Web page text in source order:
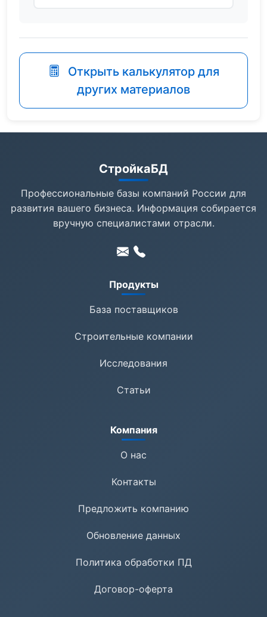
Открыть калькулятор для
других материалов
СтройкаБД
Профессиональные базы компаний России для
развития вашего бизнеса. Информация собирается
вручную специалистами отрасли.
Продукты
База поставщиков
Строительные компании
Исследования
Статьи
Компания
О нас
Контакты
Предложить компанию
Обновление данных
Политика обработки ПД
Договор-оферта